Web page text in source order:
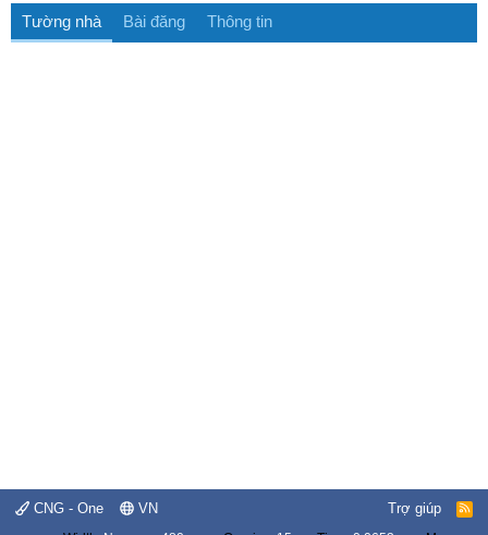
Tường nhà Bài đăng Thông tin
CNG - One VN Trợ giúp
R